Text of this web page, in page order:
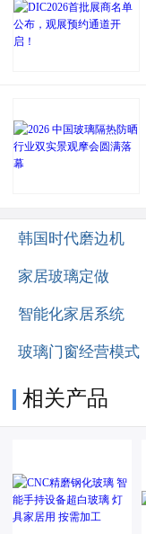
韩国时代磨边机
家居玻璃定做
智能化家居系统
玻璃门窗经营模式
相关产品